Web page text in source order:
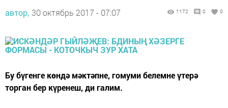
автор, 30 октябрь 2017 - 07:07 1172 0 0
Бу бүгенге көндә мәктәпне, гомуми белемне үтерә
торган бер күренеш, ди галим.